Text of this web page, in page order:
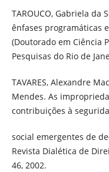
TAROUCO, Gabriela da
ênfases programáticas
(Doutorado em Ciência
Pesquisas do Rio de
TAVARES, Alexandre
Mendes. As
contribuições à
social emergentes de
Revista Dialética de
46, 2002.